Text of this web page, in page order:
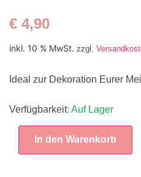
€ 4,90
inkl. 10 % MwSt. zzgl.
Ideal zur Dekoration Eurer
Verfügbarkeit: Auf Lager
In den Warenkorb